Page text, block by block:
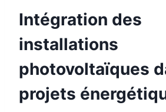
Intégration des
installations
photovoltaïques
projets